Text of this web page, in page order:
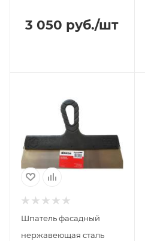
3 050 руб./шт
Шпатель фасадный
нержавеющая сталь